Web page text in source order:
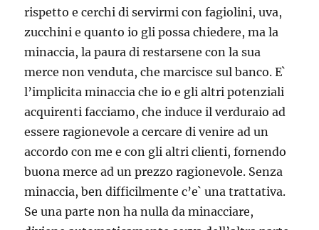
rispetto e cerchi di servirmi con fagiolini, uva,
zucchini e quanto io gli possa chiedere, ma la
minaccia, la paura di restarsene con la sua
merce non venduta, che marcisce sul banco. E`
l’implicita minaccia che io e gli altri potenziali
acquirenti facciamo, che induce il verduraio ad
essere ragionevole a cercare di venire ad un
accordo con me e con gli altri clienti, fornendo
buona merce ad un prezzo ragionevole. Senza
minaccia, ben difficilmente c’e` una trattativa.
Se una parte non ha nulla da minacciare,